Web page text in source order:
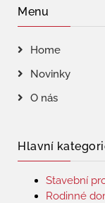
Menu
Home
Novinky
O nás
Hlavní
Stavební
Rodinné